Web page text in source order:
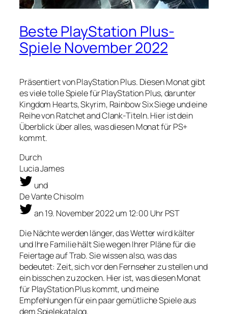
Beste PlayStation Plus-
Spiele November 2022
Präsentiert von PlayStation Plus. Diesen Monat gibt
es viele tolle Spiele für PlayStation Plus, darunter
Kingdom Hearts, Skyrim, Rainbow Six Siege und eine
Reihe von Ratchet and Clank-Titeln. Hier ist dein
Überblick über alles, was diesen Monat für PS+
kommt.
Durch
Lucia James
und
De Vante Chisolm
an19. November 2022 um 12:00 Uhr PST
Die Nächte werden länger, das Wetter wird kälter
und Ihre Familie hält Sie wegen Ihrer Pläne für die
Feiertage auf Trab. Sie wissen also, was das
bedeutet: Zeit, sich vor den Fernseher zu stellen und
ein bisschen zu zocken. Hier ist, was diesen Monat
für PlayStation Plus kommt, und meine
Empfehlungen für ein paar gemütliche Spiele aus
dem Spielekatalog.